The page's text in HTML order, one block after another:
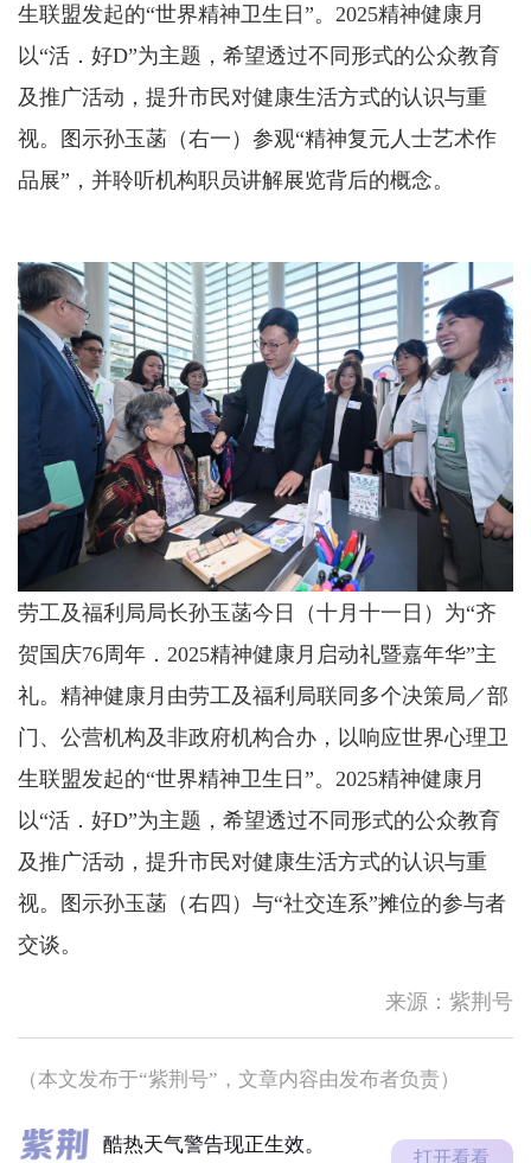
生联盟发起的“世界精神卫生日”。2025精神健康月
以“活．好D”为主题，希望透过不同形式的公众教育
及推广活动，提升市民对健康生活方式的认识与重
视。图示孙玉菡（右一）参观“精神复元人士艺术作
品展”，并聆听机构职员讲解展览背后的概念。
劳工及福利局局长孙玉菡今日（十月十一日）为“齐
贺国庆76周年．2025精神健康月启动礼暨嘉年华”主
礼。精神健康月由劳工及福利局联同多个决策局／部
门、公营机构及非政府机构合办，以响应世界心理卫
生联盟发起的“世界精神卫生日”。2025精神健康月
以“活．好D”为主题，希望透过不同形式的公众教育
及推广活动，提升市民对健康生活方式的认识与重
视。图示孙玉菡（右四）与“社交连系”摊位的参与者
交谈。
来源：紫荆号
（本文发布于“紫荆号”，文章内容由发布者负责）
新疆阿克苏地区库车市发生地
震
及做足防...
酷热天气警告现正生效。
新疆阿克苏地区库车市发生地
打开看看